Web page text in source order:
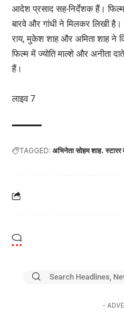
आदेश प्रसाद सह-निर्देशक हैं।
बारवे और गांधी ने मिलकर लिखी है।
राय, मुकेश शाह और अमिता शाह ने
फिल्म में ज्योति माल्शे और अनीता
हैं।
लाइव 7
TAGGED: अभिनेता सोहम शाह.
-